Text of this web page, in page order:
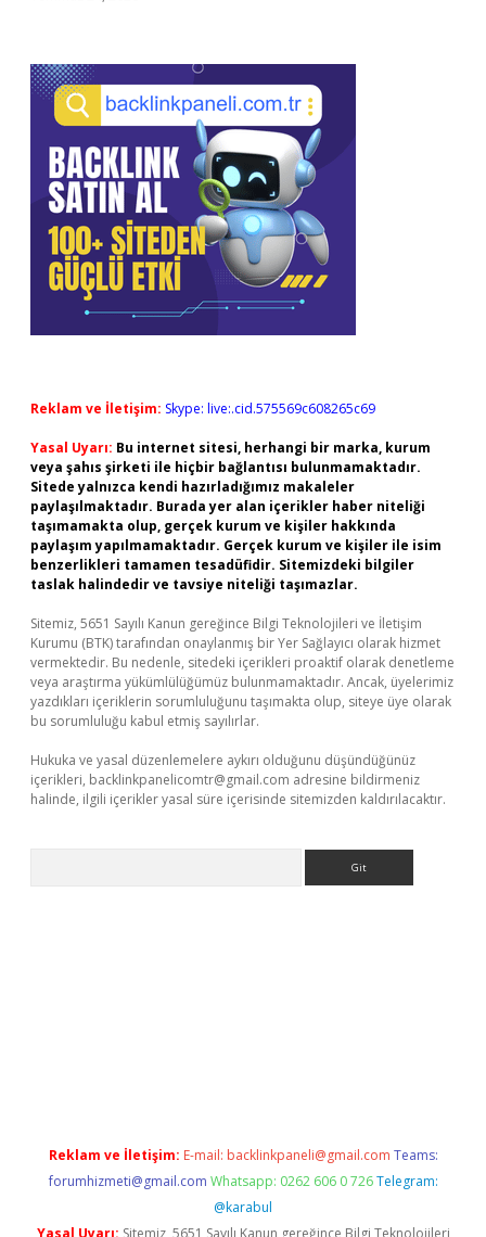
Reklam ve İletişim: Skype: live:.cid.575569c608265c69
Yasal Uyarı: Bu internet sitesi, herhangi bir marka, kurum
veya şahıs şirketi ile hiçbir bağlantısı bulunmamaktadır.
Sitede yalnızca kendi hazırladığımız makaleler
paylaşılmaktadır. Burada yer alan içerikler haber niteliği
taşımamakta olup, gerçek kurum ve kişiler hakkında
paylaşım yapılmamaktadır. Gerçek kurum ve kişiler ile isim
benzerlikleri tamamen tesadüfidir. Sitemizdeki bilgiler
taslak halindedir ve tavsiye niteliği taşımazlar.
Sitemiz, 5651 Sayılı Kanun gereğince Bilgi Teknolojileri ve İletişim
Kurumu (BTK) tarafından onaylanmış bir Yer Sağlayıcı olarak hizmet
vermektedir. Bu nedenle, sitedeki içerikleri proaktif olarak denetleme
veya araştırma yükümlülüğümüz bulunmamaktadır. Ancak, üyelerimiz
yazdıkları içeriklerin sorumluluğunu taşımakta olup, siteye üye olarak
bu sorumluluğu kabul etmiş sayılırlar.
Hukuka ve yasal düzenlemelere aykırı olduğunu düşündüğünüz
içerikleri, backlinkpanelicomtr@gmail.com adresine bildirmeniz
halinde, ilgili içerikler yasal süre içerisinde sitemizden kaldırılacaktır.
Reklam ve İletişim: E-mail: backlinkpaneli@gmail.com Teams:
forumhizmeti@gmail.com Whatsapp: 0262 606 0 726 Telegram:
@karabul
Yasal Uyarı: Sitemiz, 5651 Sayılı Kanun gereğince Bilgi Teknolojileri